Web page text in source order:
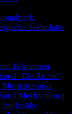
Seenplatte
Ecktannen
"Die Arche"
Müritzterrasse
Mecklenburg